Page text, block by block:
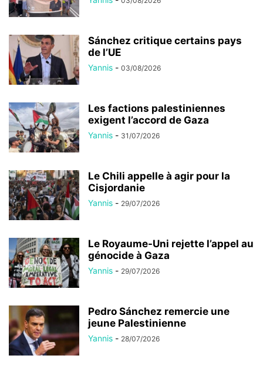
Sánchez critique certains pays
de l’UE
Yannis - 03/08/2026
Les factions palestiniennes
exigent l’accord de Gaza
Yannis - 31/07/2026
Le Chili appelle à agir pour la
Cisjordanie
Yannis - 29/07/2026
Le Royaume-Uni rejette l’appel au
génocide à Gaza
Yannis - 29/07/2026
Pedro Sánchez remercie une
jeune Palestinienne
Yannis - 28/07/2026